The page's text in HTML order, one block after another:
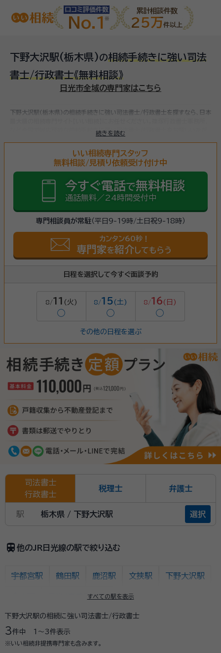
口コミ評価件数
No.1
累計相談件数
25万件以上
下野大沢駅(栃木県)の相続手続きに強い司法
書士/行政書士《無料相談》
日光市全域の専門家はこちら
続きを読む
下野大沢駅(栃木県)の相続手続きに強い司法書士/行政書士を探すなら、日本
全国で対応可能な相続手続きに強い司法書士/行政書士をお探しいただ
義変更、相続税の申告・納税（相続財産が基礎控除額を超えていた場合）など多
岐に渡るため、相続手続きに強い専門家にまずは相談しましょう。
いい相続専門スタッフ
無料相談/見積り依頼受け付け中
今すぐ電話で無料相談
通話無料／24時間受付中
専門相談員が常駐（平日9-19時/土日祝9-18時）
カンタン60秒！
専門家を紹介 してもらう
日程を選択して今すぐ面談予約
8/11 (火)
◯
8/15(土)
◯
8/16 (日)
◯
その他の日程を選ぶ
司法書士
行政書士
税理士 弁護士
駅 栃木県 / 下野大沢駅 選択
train 他のJR日光線の駅で絞り込む
すべての駅を表示
宇都宮駅 鶴田駅 鹿沼駅 文挟駅 下野大沢駅
日光/東武日光駅
下野大沢駅の相続に強い司法書士/行政書士
3件中 1〜3件表示
※いい相続非提携専門家も含みます。